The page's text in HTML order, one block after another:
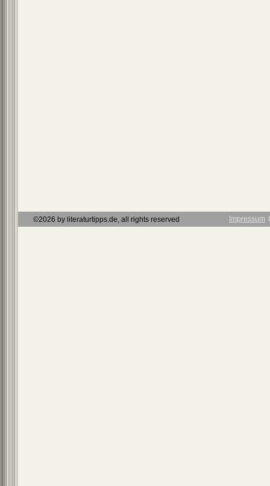
©2026 by literaturtipps.de, all rights reserved Impressum